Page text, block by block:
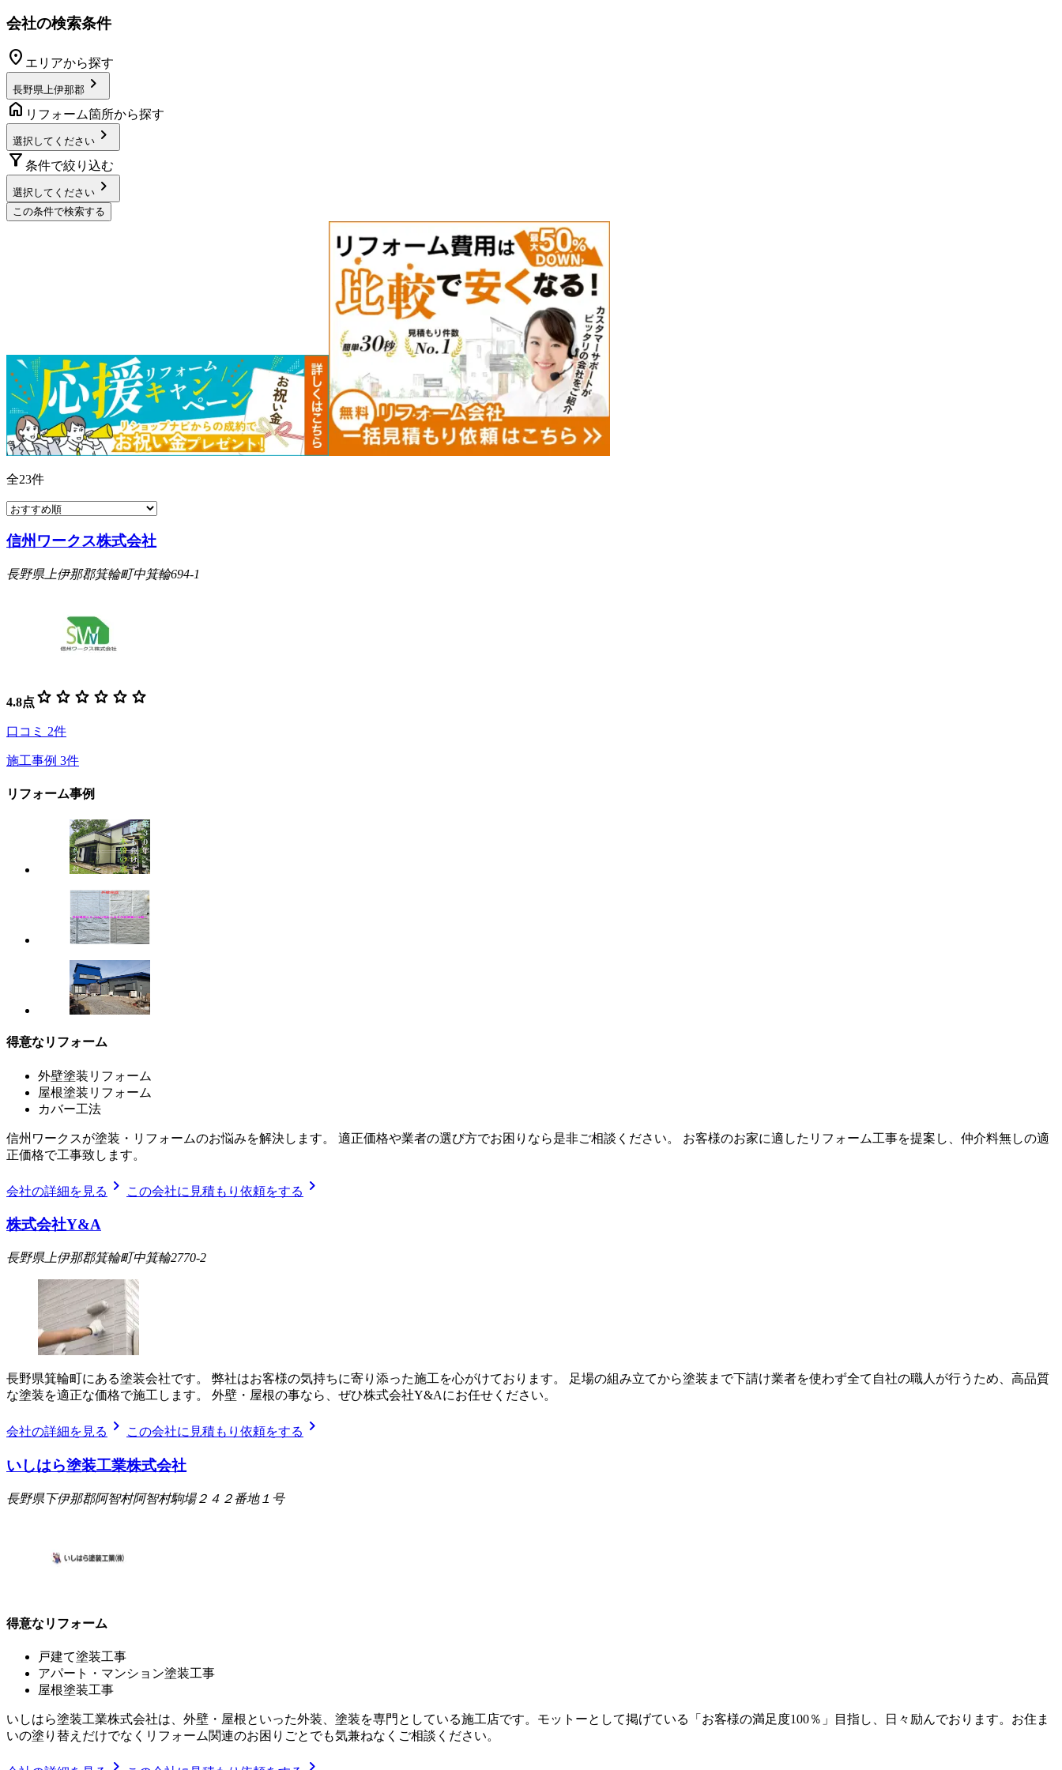
会社の検索条件
location_on エリアから探す
長野県上伊那郡 chevron_right
home リフォーム箇所から探す
選択してください chevron_right
filter_alt 条件で絞り込む
選択してください chevron_right
この条件で検索する
全23件
信州ワークス株式会社
長野県上伊那郡箕輪町中箕輪694-1
4.8点 star star star star star star
口コミ 2件
施工事例 3件
リフォーム事例
得意なリフォーム
外壁塗装リフォーム
屋根塗装リフォーム
カバー工法
信州ワークスが塗装・リフォームのお悩みを解決します。 適正価格や業者の選び方でお困りなら是非ご相談ください。 お客様のお家に適したリフォーム工事を提案し、仲介料無しの適
正価格で工事致します。
会社の詳細を見る chevron_right この会社に見積もり依頼をする chevron_right
株式会社Y&A
長野県上伊那郡箕輪町中箕輪2770-2
長野県箕輪町にある塗装会社です。 弊社はお客様の気持ちに寄り添った施工を心がけております。 足場の組み立てから塗装まで下請け業者を使わず全て自社の職人が行うため、高品質
な塗装を適正な価格で施工します。 外壁・屋根の事なら、ぜひ株式会社Y&Aにお任せください。
会社の詳細を見る chevron_right この会社に見積もり依頼をする chevron_right
いしはら塗装工業株式会社
長野県下伊那郡阿智村阿智村駒場２４２番地１号
得意なリフォーム
戸建て塗装工事
アパート・マンション塗装工事
屋根塗装工事
いしはら塗装工業株式会社は、外壁・屋根といった外装、塗装を専門としている施工店です。モットーとして掲げている「お客様の満足度100％」目指し、日々励んでおります。お住ま
いの塗り替えだけでなくリフォーム関連のお困りごとでも気兼ねなくご相談ください。